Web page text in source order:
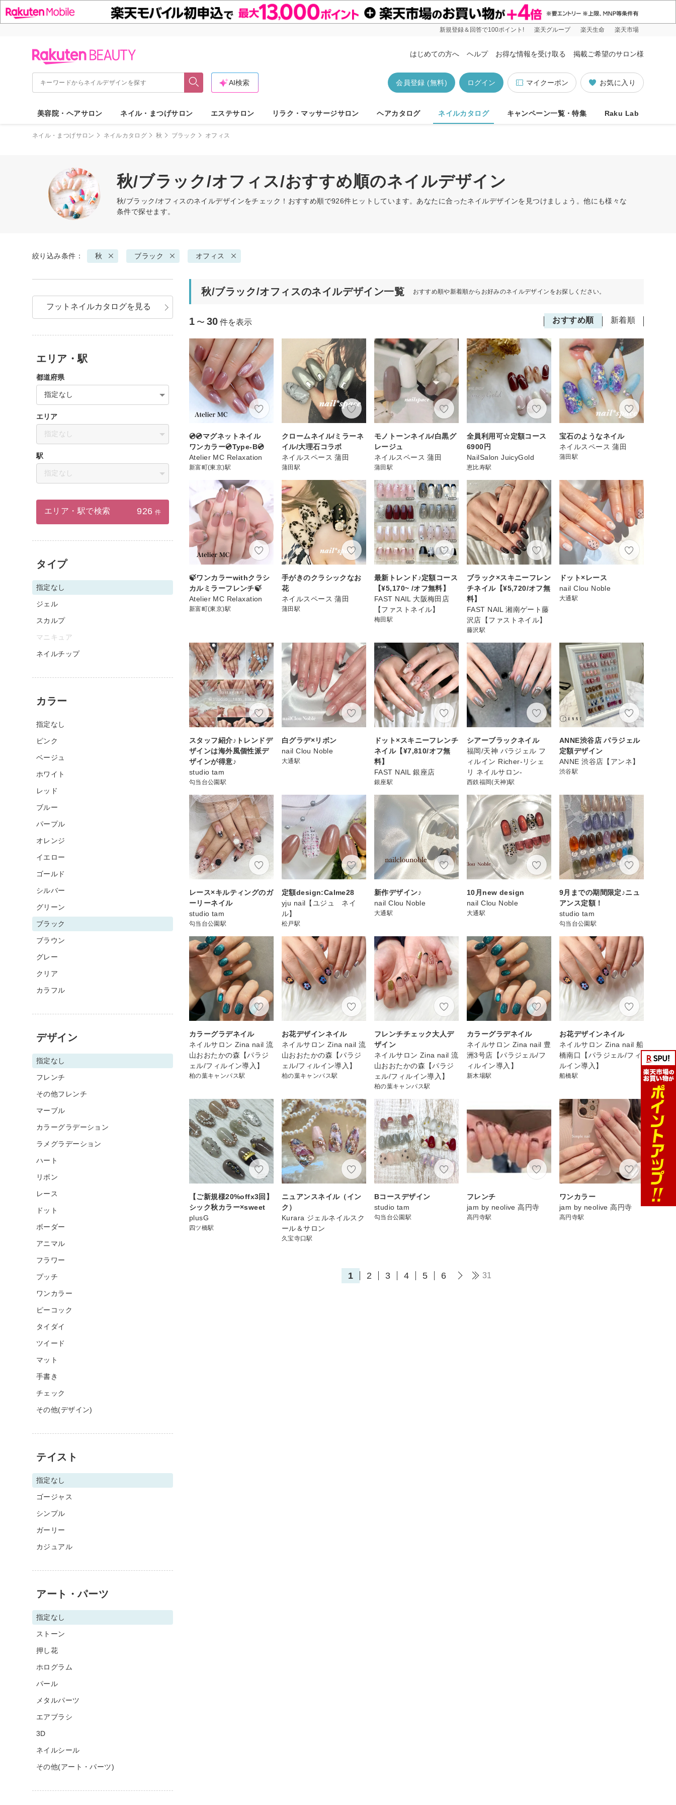
新規登録＆回答で100ポイント! 楽天グループ 楽天生命 楽天市場
はじめての方へ ヘルプ お得な情報を受け取る 掲載ご希望のサロン様
お気に入り
マイクーポン
ログイン
会員登録 (無料)
AI検索
美容院・ヘアサロン ネイル・まつげサロン エステサロン リラク・マッサージサロン ヘアカタログ ネイルカタログ キャンペーン一覧・特集 Raku Lab
ネイル・まつげサロン ネイルカタログ 秋 ブラック オフィス
秋/ブラック/オフィス/おすすめ順のネイルデザイン
秋/ブラック/オフィスのネイルデザインをチェック！おすすめ順で926件ヒットしています。あなたに合ったネイルデザインを見つけましょう。他にも様々な
条件で探せます。
絞り込み条件： 秋 ブラック オフィス
秋/ブラック/オフィスのネイルデザイン一覧 おすすめ順や新着順からお好みのネイルデザインをお探しください。
おすすめ順 新着順
1 〜 30 件を表示
💿💿マグネットネイル
ワンカラー💿Type-B💿
Atelier MC Relaxation
新富町(東京)駅
クロームネイル/ミラーネ
イル/大理石コラボ
ネイルスペース 蒲田
蒲田駅
モノトーンネイル/白黒グ
レージュ
ネイルスペース 蒲田
蒲田駅
全員利用可☆定額コース
6900円
NailSalon JuicyGold
恵比寿駅
宝石のようなネイル
ネイルスペース 蒲田
蒲田駅
🍃ワンカラーwithクラシ
カルミラーフレンチ🍃
Atelier MC Relaxation
新富町(東京)駅
手がきのクラシックなお
花
ネイルスペース 蒲田
蒲田駅
最新トレンド♪定額コース
【¥5,170~ /オフ無料】
FAST NAIL 大阪梅田店
【ファストネイル】
梅田駅
ブラック×スキニーフレン
チネイル【¥5,720/オフ無
料】
FAST NAIL 湘南ゲート藤
沢店【ファストネイル】
藤沢駅
ドット×レース
nail Clou Noble
大通駅
スタッフ紹介♪トレンドデ
ザインは海外風個性派デ
ザインが得意♪
studio tam
勾当台公園駅
白グラデ×リボン
nail Clou Noble
大通駅
ドット×スキニーフレンチ
ネイル【¥7,810/オフ無
料】
FAST NAIL 銀座店
銀座駅
シアーブラックネイル
福岡/天神 パラジェル フ
ィルイン Richer-リシェ
リ ネイルサロン-
西鉄福岡(天神)駅
ANNE渋谷店 パラジェル
定額デザイン
ANNE 渋谷店【アンネ】
渋谷駅
レース×キルティングのガ
ーリーネイル
studio tam
勾当台公園駅
定額design:Calme28
yju nail【ユジュ ネイ
ル】
松戸駅
新作デザイン♪
nail Clou Noble
大通駅
10月new design
nail Clou Noble
大通駅
9月までの期間限定♪ニュ
アンス定額！
studio tam
勾当台公園駅
カラーグラデネイル
ネイルサロン Zina nail 流
山おおたかの森【パラジ
ェル/フィルイン導入】
柏の葉キャンパス駅
お花デザインネイル
ネイルサロン Zina nail 流
山おおたかの森【パラジ
ェル/フィルイン導入】
柏の葉キャンパス駅
フレンチチェック大人デ
ザイン
ネイルサロン Zina nail 流
山おおたかの森【パラジ
ェル/フィルイン導入】
柏の葉キャンパス駅
カラーグラデネイル
ネイルサロン Zina nail 豊
洲3号店【パラジェル/フ
ィルイン導入】
新木場駅
お花デザインネイル
ネイルサロン Zina nail 船
橋南口【パラジェル/フィ
ルイン導入】
船橋駅
【ご新規様20%offx3回】
シック秋カラー×sweet
plusG
四ツ橋駅
ニュアンスネイル（イン
ク）
Kurara ジェルネイルスク
ール＆サロン
久宝寺口駅
Bコースデザイン
studio tam
勾当台公園駅
フレンチ
jam by neolive 高円寺
高円寺駅
ワンカラー
jam by neolive 高円寺
高円寺駅
1 2 3 4 5 6 31
フットネイルカタログを見る
エリア・駅
都道府県
指定なし
エリア
指定なし
駅
指定なし
エリア・駅で検索 926 件
タイプ
指定なし
ジェル
スカルプ
マニキュア
ネイルチップ
カラー
指定なし
ピンク
ベージュ
ホワイト
レッド
ブルー
パープル
オレンジ
イエロー
ゴールド
シルバー
グリーン
ブラック
ブラウン
グレー
クリア
カラフル
デザイン
指定なし
フレンチ
その他フレンチ
マーブル
カラーグラデーション
ラメグラデーション
ハート
リボン
レース
ドット
ボーダー
アニマル
フラワー
プッチ
ワンカラー
ピーコック
タイダイ
ツイード
マット
手書き
チェック
その他(デザイン)
テイスト
指定なし
ゴージャス
シンプル
ガーリー
カジュアル
アート・パーツ
指定なし
ストーン
押し花
ホログラム
パール
メタルパーツ
エアブラシ
3D
ネイルシール
その他(アート・パーツ)